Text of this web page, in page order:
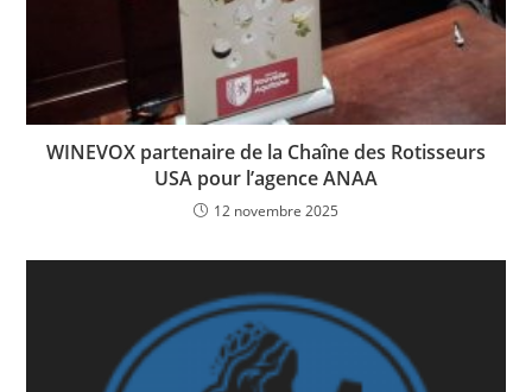
WINEVOX partenaire de la Chaîne des Rotisseurs
USA pour l’agence ANAA
12 novembre 2025